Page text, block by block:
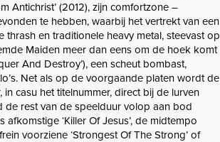
Antichrist’ (2012), zijn comfortzone –
te hebben, waarbij het vertrekt van een
thrash en traditionele heavy metal, steevast op
Maiden meer dan eens om de hoek komt
And Destroy’), een scheut bombast,
Net als op de voorgaande platen wordt de
casu het titelnummer, direct bij de lurven
de rest van de speelduur volop aan bod
‘Killer Of Jesus’, de midtempo
voorziene ‘Strongest Of The Strong’ of